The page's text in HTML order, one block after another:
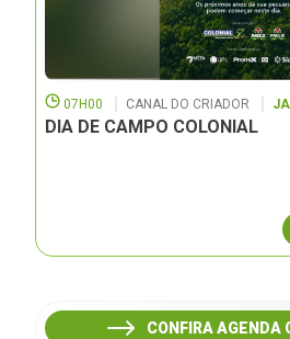
07H00 CANAL DO CRIADOR
DIA DE CAMPO COLONIAL
CONFIRA AGENDA